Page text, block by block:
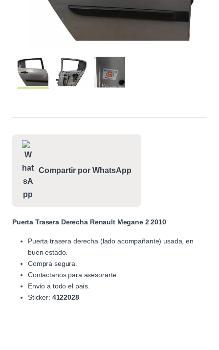
Compartir por WhatsApp
Puerta Trasera Derecha Renault Megane 2 2010
Puerta trasera derecha (lado acompañante) usada, en
buen estado.
Compra segura.
Contactanos para asesorarte.
Envío a todo el país.
Sticker: 4122028